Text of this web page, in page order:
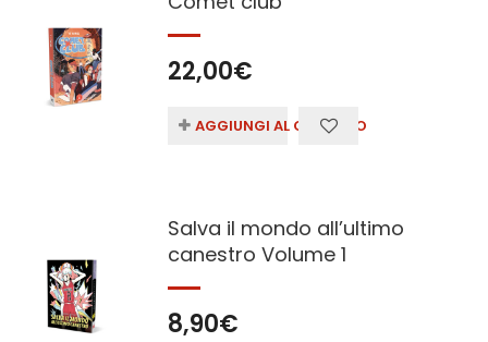
22,00€
AGGIUNGI AL CARRELLO
Salva il mondo all’ultimo
canestro Volume 1
8,90€